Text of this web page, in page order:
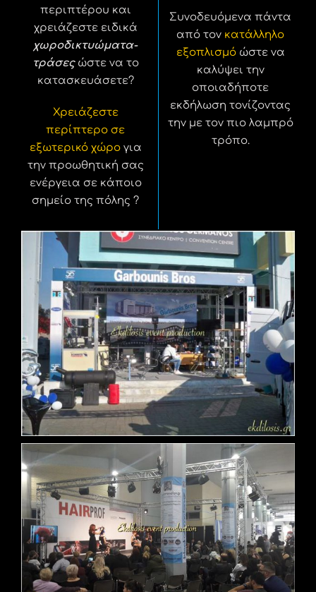
περιπτέρου και
χρειάζεστε ειδικά
χωροδικτυώματα-
τράσεςώστε να το
κατασκευάσετε?
Χρειάζεστε
περίπτερο σε
εξωτερικό χώρογια
την προωθητική σας
ενέργεια σε κάποιο
σημείο της πόλης ?
Συνοδευόμενα πάντα
από τον κατάλληλο
εξοπλισμόώστε να
καλύψει την
οποιαδήποτε
εκδήλωση τονίζοντας
την με τον πιο λαμπρό
τρόπο.